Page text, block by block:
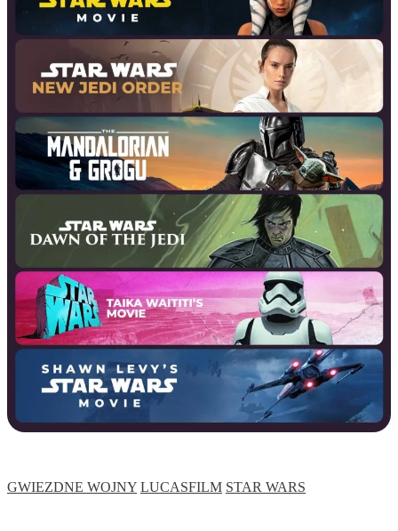
GWIEZDNE WOJNY LUCASFILM STAR WARS